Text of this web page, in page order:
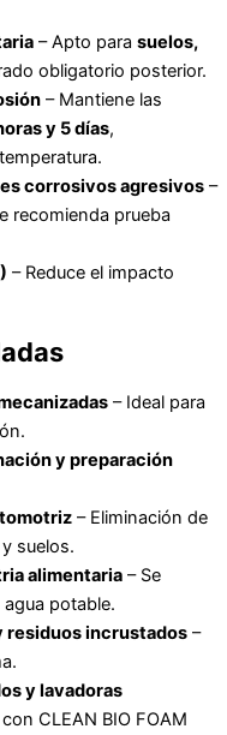
– Apto para suelos,
obligatorio posterior.
– Mantiene las
y 5 días,
corrosivos agresivos –
recomienda prueba
– Reduce el impacto
– Ideal para
y preparación
– Eliminación de
suelos.
alimentaria – Se
potable.
residuos incrustados –
y lavadoras
CLEAN BIO FOAM